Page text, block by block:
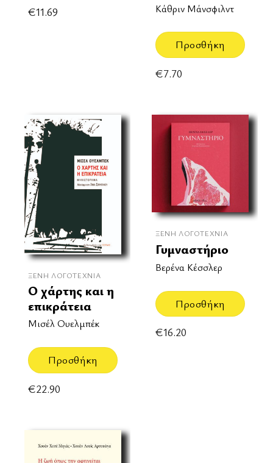
€11.69 Κάθριν Μάνσφιλντ
Προσθήκη
€7.70
ΞΈΝΗ ΛΟΓΟΤΕΧΝΊΑ
Ο χάρτης και η
επικράτεια
Μισέλ Ουελμπέκ
Προσθήκη
€22.90
ΞΈΝΗ ΛΟΓΟΤΕΧΝΊΑ
Γυμναστήριο
Βερένα Κέσσλερ
Προσθήκη
€16.20